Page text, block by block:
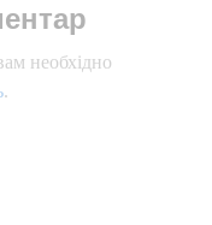
необхідно
.